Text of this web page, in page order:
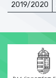
2019/2020